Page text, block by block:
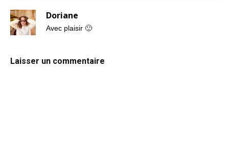
Doriane
Avec plaisir 🙂
Laisser un commentaire